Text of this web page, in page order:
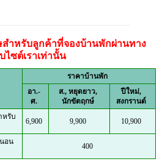
สำหรับลูกค้าที่จองบ้านพักผ่านทาง
บไซต์เราเท่านั้น
ราคาบ้านพัก
อา.-
ศ.
ส., หยุดยาว,
นักขัตฤกษ์
ปีใหม่,
สงกรานต์
หรับ
6,900 9,900 10,900
อน
400